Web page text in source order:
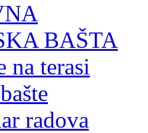
BAŠTA
na terasi
radova